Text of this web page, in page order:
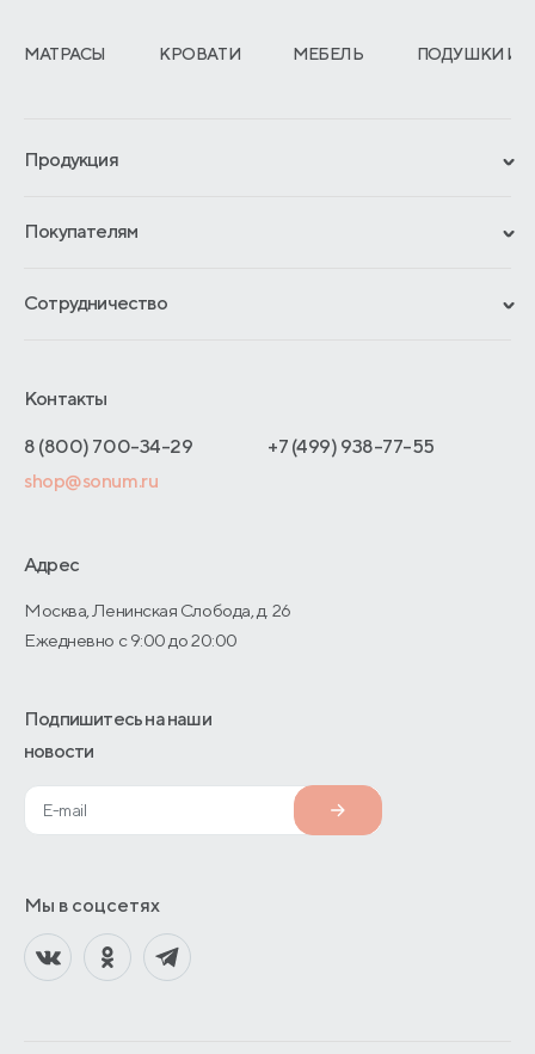
МАТРАСЫ КРОВАТИ МЕБЕЛЬ ПОДУШКИ И
Продукция
Гарантии
Отзывы покупателей
Покупателям
Обмен и возврат
Как оформить заказ
Адреса магазинов
Договор-оферты
Сотрудничество
Отельерам
Оптовые продажи
О производстве
Контакты
8 (800) 700-34-29
+7 (499) 938-77-55
shop@sonum.ru
Адрес
Москва, Ленинская Слобода, д. 26
Ежедневно с 9:00 до 20:00
Подпишитесь на наши
новости
Мы в соцсетях